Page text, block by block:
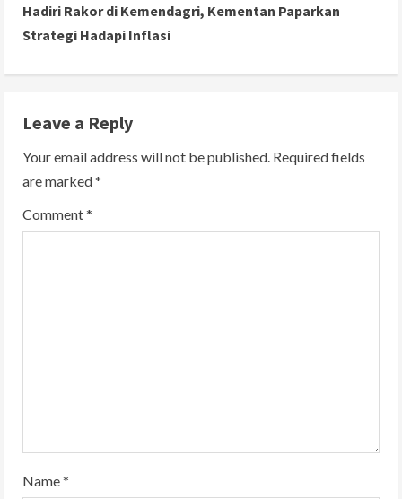
t
u
e
R
Hadiri Rakor di Kemendagri, Kementan Paparkan
Strategi Hadapi Inflasi
Leave a Reply
Your email address will not be published. Required fields
are marked*
Comment*
Name*